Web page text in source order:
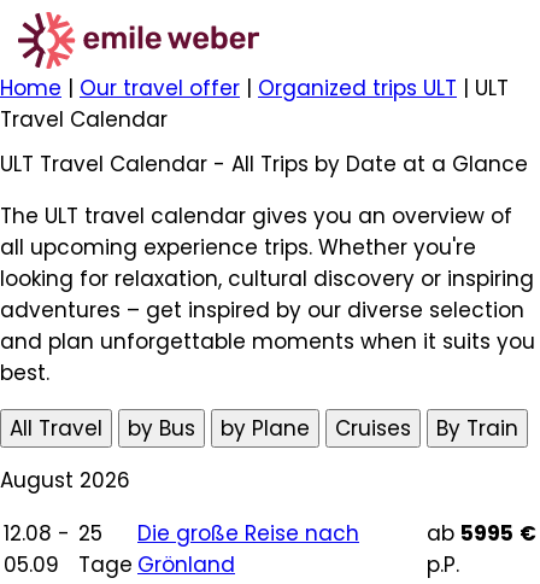
Home | Our travel offer | Organized trips ULT | ULT
Travel Calendar
ULT Travel Calendar - All Trips by Date at a Glance
The ULT travel calendar gives you an overview of
all upcoming experience trips. Whether you're
looking for relaxation, cultural discovery or inspiring
adventures – get inspired by our diverse selection
and plan unforgettable moments when it suits you
best.
All Travel
by Bus by Plane Cruises
By Train
August 2026
12.08 -
05.09
25
Tage
Die große Reise nach
Grönland
ab 5995 €
p.P.